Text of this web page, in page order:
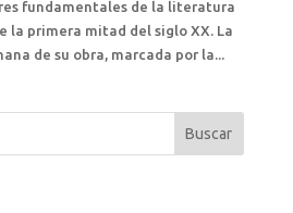
fundamentales de la literatura
la primera mitad del siglo XX. La
de su obra, marcada por la...
Buscar